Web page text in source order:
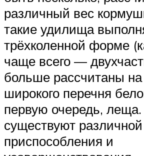
различный вес
такие удилища
трёхколенной форме
чаще всего —
больше рассчитаны
широкого перечня
первую очередь, леща.
существуют
приспособления и